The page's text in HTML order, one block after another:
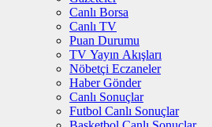
Canlı Borsa
Canlı TV
Puan Durumu
TV Yayın Akışları
Nöbetçi Eczaneler
Haber Gönder
Canlı Sonuçlar
Futbol Canlı Sonuçlar